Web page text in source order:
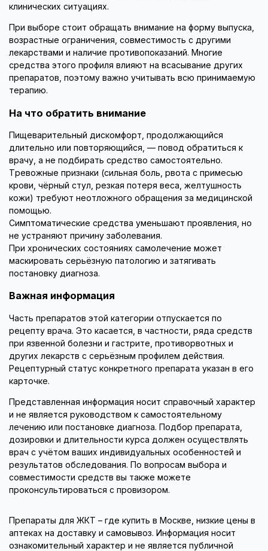
клинических ситуациях.
При выборе стоит обращать внимание на форму выпуска,
возрастные ограничения, совместимость с другими
лекарствами и наличие противопоказаний. Многие
средства этого профиля влияют на всасывание других
препаратов, поэтому важно учитывать всю принимаемую
терапию.
На что обратить внимание
Пищеварительный дискомфорт, продолжающийся
длительно или повторяющийся, — повод обратиться к
врачу, а не подбирать средство самостоятельно.
Тревожные признаки (сильная боль, рвота с примесью
крови, чёрный стул, резкая потеря веса, желтушность
кожи) требуют неотложного обращения за медицинской
помощью.
Симптоматические средства уменьшают проявления, но
не устраняют причину заболевания.
При хронических состояниях самолечение может
маскировать серьёзную патологию и затягивать
постановку диагноза.
Важная информация
Часть препаратов этой категории отпускается по
рецепту врача. Это касается, в частности, ряда средств
при язвенной болезни и гастрите, противорвотных и
других лекарств с серьёзным профилем действия.
Рецептурный статус конкретного препарата указан в его
карточке.
Представленная информация носит справочный характер
и не является руководством к самостоятельному
лечению или постановке диагноза. Подбор препарата,
дозировки и длительности курса должен осуществлять
врач с учётом ваших индивидуальных особенностей и
результатов обследования. По вопросам выбора и
совместимости средств вы также можете
проконсультироваться с провизором.
Препараты для ЖКТ – где купить в Москве, низкие цены в
аптеках на доставку и самовывоз. Информация носит
ознакомительный характер и не является публичной